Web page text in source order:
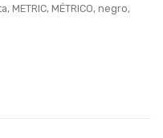
24.6X3MM
, METRIC, MÉTRICO, negro,